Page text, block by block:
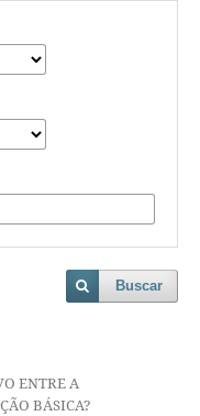
Buscar
ENTRE A
BÁSICA?